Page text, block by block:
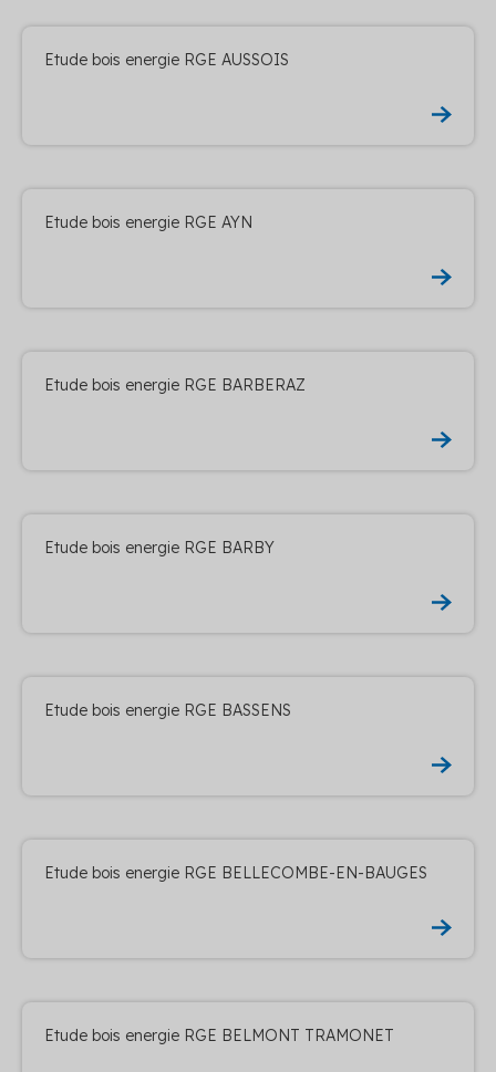
Etude bois energie RGE AUSSOIS
Etude bois energie RGE AYN
Etude bois energie RGE BARBERAZ
Etude bois energie RGE BARBY
Etude bois energie RGE BASSENS
Etude bois energie RGE BELLECOMBE-EN-BAUGES
Etude bois energie RGE BELMONT TRAMONET